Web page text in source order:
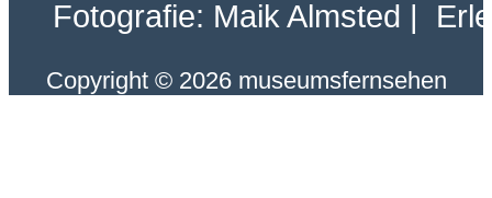
Fotografie: Maik Almsted |
Copyright © 2026 museumsfernsehen